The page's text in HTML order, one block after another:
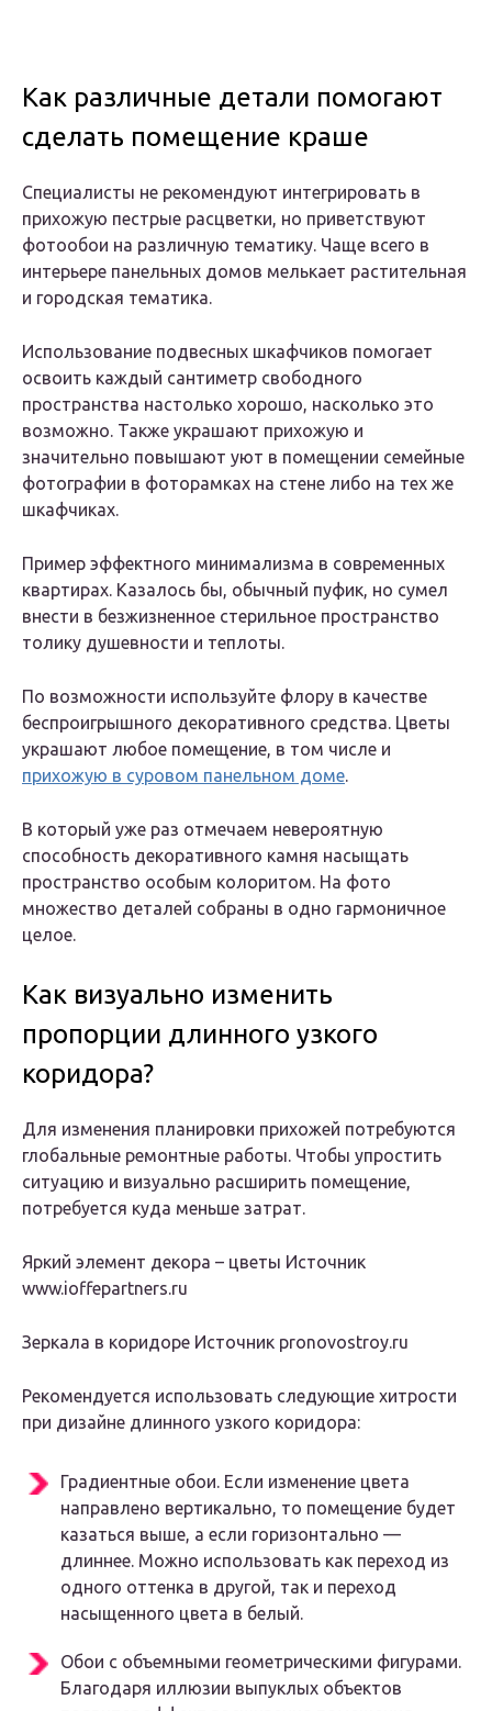
Как различные детали помогают
сделать помещение краше
Специалисты не рекомендуют интегрировать в
прихожую пестрые расцветки, но приветствуют
фотообои на различную тематику. Чаще всего в
интерьере панельных домов мелькает растительная
и городская тематика.
Использование подвесных шкафчиков помогает
освоить каждый сантиметр свободного
пространства настолько хорошо, насколько это
возможно. Также украшают прихожую и
значительно повышают уют в помещении семейные
фотографии в фоторамках на стене либо на тех же
шкафчиках.
Пример эффектного минимализма в современных
квартирах. Казалось бы, обычный пуфик, но сумел
внести в безжизненное стерильное пространство
толику душевности и теплоты.
По возможности используйте флору в качестве
беспроигрышного декоративного средства. Цветы
украшают любое помещение, в том числе и
прихожую в суровом панельном доме.
В который уже раз отмечаем невероятную
способность декоративного камня насыщать
пространство особым колоритом. На фото
множество деталей собраны в одно гармоничное
целое.
Как визуально изменить
пропорции длинного узкого
коридора?
Для изменения планировки прихожей потребуются
глобальные ремонтные работы. Чтобы упростить
ситуацию и визуально расширить помещение,
потребуется куда меньше затрат.
Яркий элемент декора – цветы Источник
www.ioffepartners.ru
Зеркала в коридоре Источник pronovostroy.ru
Рекомендуется использовать следующие хитрости
при дизайне длинного узкого коридора:
Градиентные обои. Если изменение цвета
направлено вертикально, то помещение будет
казаться выше, а если горизонтально —
длиннее. Можно использовать как переход из
одного оттенка в другой, так и переход
насыщенного цвета в белый.
Обои с объемными геометрическими фигурами.
Благодаря иллюзии выпуклых объектов